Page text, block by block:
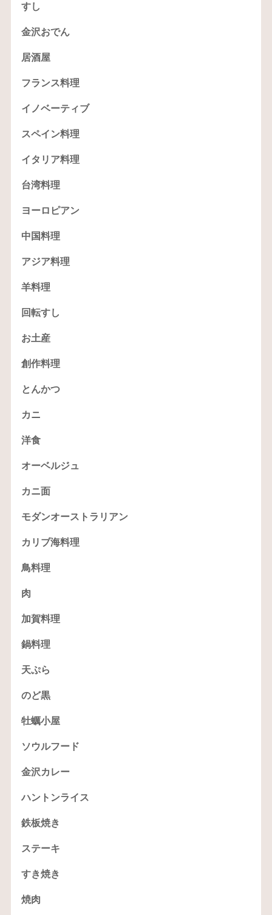
すし
金沢おでん
居酒屋
フランス料理
イノベーティブ
スペイン料理
イタリア料理
台湾料理
ヨーロピアン
中国料理
アジア料理
羊料理
回転すし
お土産
創作料理
とんかつ
カニ
洋食
オーベルジュ
カニ面
モダンオーストラリアン
カリブ海料理
鳥料理
肉
加賀料理
鍋料理
天ぷら
のど黒
牡蠣小屋
ソウルフード
金沢カレー
ハントンライス
鉄板焼き
ステーキ
すき焼き
焼肉